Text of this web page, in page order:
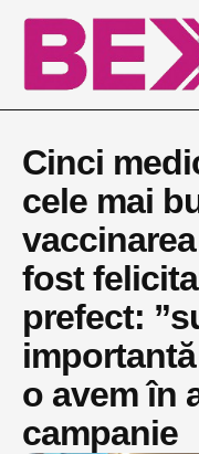
Cinci
cele mai
fost
prefect:
o avem în
campanie